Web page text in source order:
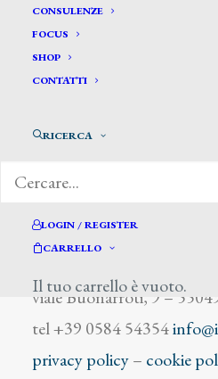
CONSULENZE
FOCUS
SHOP
CONTATTI
RICERCA
LOGIN / REGISTER
CARRELLO
Il tuo carrello è vuoto.
Irolli S.
viale Buonarroti, 9 –
tel +39 0584 54354
privacy policy– cookie